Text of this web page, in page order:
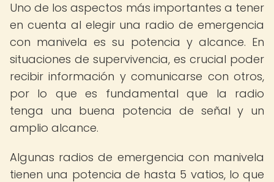
Uno de los aspectos más importantes a tener
en cuenta al elegir una radio de emergencia
con manivela es su potencia y alcance. En
situaciones de supervivencia, es crucial poder
recibir información y comunicarse con otros,
por lo que es fundamental que la radio
tenga una buena potencia de señal y un
amplio alcance.
Algunas radios de emergencia con manivela
tienen una potencia de hasta 5 vatios, lo que